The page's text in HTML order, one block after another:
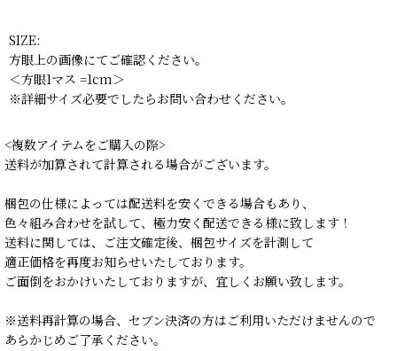
SIZE:
方眼上の画像にてご確認ください。
＜方眼1マス =1cm＞
※詳細サイズ必要でしたらお問い合わせください。
<複数アイテムをご購入の際>
送料が加算されて計算される場合がございます。
梱包の仕様によっては配送料を安くできる場合もあり、
色々組み合わせを試して、極力安く配送できる様に致します！
送料に関しては、ご注文確定後、梱包サイズを計測して
適正価格を再度お知らせいたしております。
ご面倒をおかけいたしておりますが、宜しくお願い致します。
※送料再計算の場合、セブン決済の方はご利用いただけませんので
あらかじめご了承ください。